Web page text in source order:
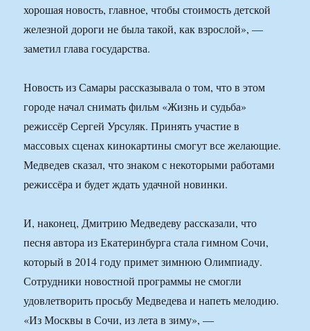
хорошая новость, главное, чтобы стоимость детской
железной дороги не была такой, как взрослой», —
заметил глава государства.
Новость из Самары рассказывала о том, что в этом
городе начал снимать фильм «Жизнь и судьба»
режиссёр Сергей Урсуляк. Принять участие в
массовых сценах кинокартины смогут все желающие.
Медведев сказал, что знаком с некоторыми работами
режиссёра и будет ждать удачной новинки.
И, наконец, Дмитрию Медведеву рассказали, что
песня автора из Екатеринбурга стала гимном Сочи,
который в 2014 году примет зимнюю Олимпиаду.
Сотрудники новостной программы не смогли
удовлетворить просьбу Медведева и напеть мелодию.
«Из Москвы в Сочи, из лета в зиму», —